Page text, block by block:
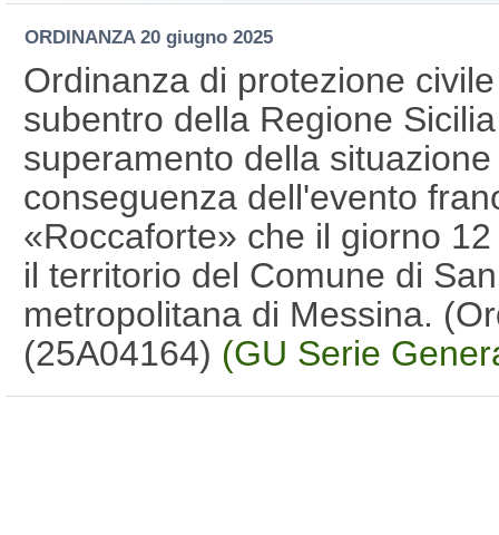
ORDINANZA 20 giugno 2025
Ordinanza di protezione
subentro della Regione
superamento della
conseguenza dell'evento
«Roccaforte» che il giorno
il territorio del Comune di
metropolitana di Messina.
(25A04164) (GU Serie